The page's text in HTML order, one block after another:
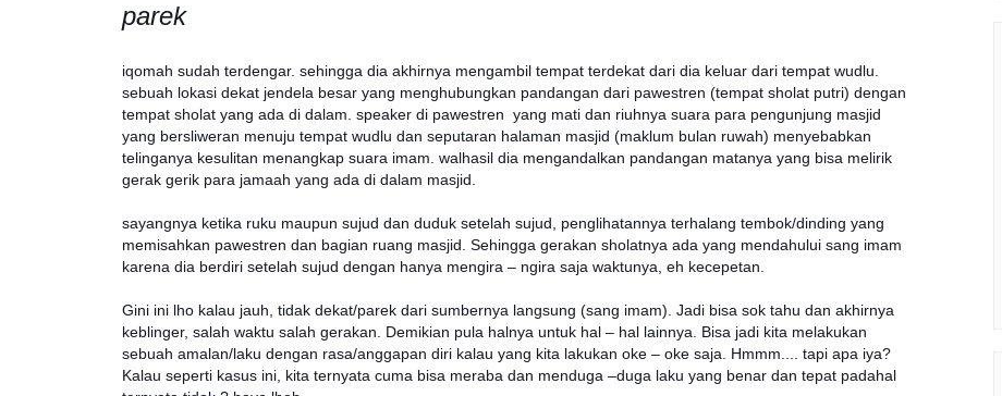
parek
iqomah sudah terdengar. sehingga dia akhirnya mengambil tempat terdekat dari dia keluar dari tempat wudlu.
sebuah lokasi dekat jendela besar yang menghubungkan pandangan dari pawestren (tempat sholat putri) dengan
tempat sholat yang ada di dalam. speaker di pawestren yang mati dan riuhnya suara para pengunjung masjid
yang bersliweran menuju tempat wudlu dan seputaran halaman masjid (maklum bulan ruwah) menyebabkan
telinganya kesulitan menangkap suara imam. walhasil dia mengandalkan pandangan matanya yang bisa melirik
gerak gerik para jamaah yang ada di dalam masjid.
sayangnya ketika ruku maupun sujud dan duduk setelah sujud, penglihatannya terhalang tembok/dinding yang
memisahkan pawestren dan bagian ruang masjid. Sehingga gerakan sholatnya ada yang mendahului sang imam
karena dia berdiri setelah sujud dengan hanya mengira – ngira saja waktunya, eh kecepetan.
Gini ini lho kalau jauh, tidak dekat/parek dari sumbernya langsung (sang imam). Jadi bisa sok tahu dan akhirnya
keblinger, salah waktu salah gerakan. Demikian pula halnya untuk hal – hal lainnya. Bisa jadi kita melakukan
sebuah amalan/laku dengan rasa/anggapan diri kalau yang kita lakukan oke – oke saja. Hmmm.... tapi apa iya?
Kalau seperti kasus ini, kita ternyata cuma bisa meraba dan menduga –duga laku yang benar dan tepat padahal